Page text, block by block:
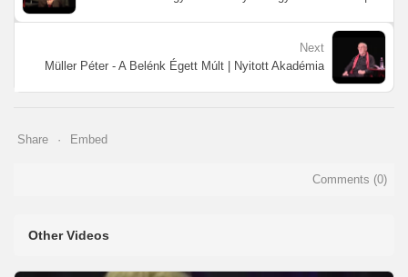
Next
Müller Péter - A Belénk Égett Múlt | Nyitott Akadémia
Share Embed
Comments (0)
Other Videos